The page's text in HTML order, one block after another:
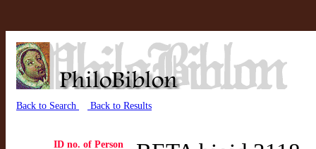
Back to Search Back to Results
ID no. of Person